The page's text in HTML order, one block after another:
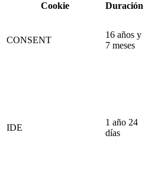
Cookie
Duración
CONSENT
16 años y
7 meses
IDE
1 año 24
días